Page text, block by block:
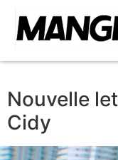
Nouvelle
Cidy